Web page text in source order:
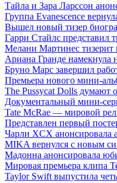
Тайла и Зара Ларссон
Группа Evanescence
Вышел новый тизер
Гарри Стайлс представил
Мелани Мартинес тизерит
Ариана Гранде намекнула
Бруно Марс завершил
Премьера нового мини-
The Pussycat Dolls думают
Документальный мини-
Tate McRae — мировой
Представлен первый
Чарли XCX анонсировала
MIKA вернулся с новым
Мадонна анонсировала
Мировая премьера клипа
Taylor Swift выпустила